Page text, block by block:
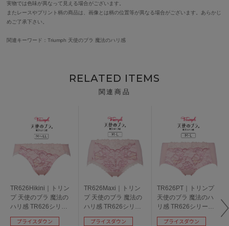
実物では色味が異なって見える場合がございます。
またレースやプリント柄の商品は、画像とは柄の位置等が異なる場合がございます。あらかじ
めご了承下さい。
関連キーワード：Triumph 天使のブラ 魔法のハリ感
RELATED ITEMS
関連商品
TR626Hikini｜トリン
プ 天使のブラ 魔法の
ハリ感 TR626シリー
ズ スタンダードショ
プライスダウン
TR626Maxi｜トリン
プ 天使のブラ 魔法の
ハリ感 TR626シリー
ズ マキシショーツ M/L
プライスダウン
TR626PT｜トリンプ
天使のブラ 魔法のハ
リ感 TR626シリーズ
ボーイレングスショー
プライスダウン